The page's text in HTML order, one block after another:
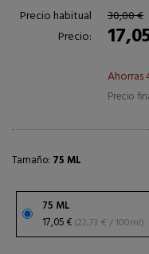
Precio habitual
30,00 €
Precio:
Ahorras
Precio
Tamaño: 75 ML
75 ML
17,05 €
(22,73 € / 100ml)